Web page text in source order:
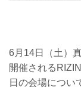
6月14日（土）
開催される
日の会場につい